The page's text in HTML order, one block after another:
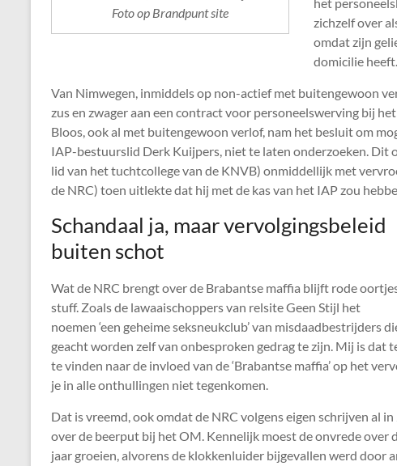
Foto op Brandpunt site
zichzelf over
omdat zijn
domicilie
Van Nimwegen, inmiddels op non-actief met buitengewoon
zus en zwager aan een contract voor personeelswerving bij
Bloos, ook al met buitengewoon verlof, nam het besluit om
IAP-bestuurslid Derk Kuijpers, niet te laten onderzoeken. Dit
lid van het tuchtcollege van de KNVB) onmiddellijk met
de NRC) toen uitlekte dat hij met de kas van het IAP zou
Schandaal ja, maar vervolgingsbeleid
buiten schot
Wat de NRC brengt over de Brabantse maffia blijft rode
stuff. Zoals de lawaaischoppers van relsite Geen Stijl het
noemen ‘een geheime seksneukclub’ van misdaadbestrijders
geacht worden zelf van onbesproken gedrag te zijn. Mij is dat
te vinden naar de invloed van de ‘Brabantse maffia’ op het
je in alle onthullingen niet tegenkomen.
Dat is vreemd, ook omdat de NRC volgens eigen schrijven al
over de beerput bij het OM. Kennelijk moest de onvrede over
jaar groeien, alvorens de klokkenluider bijgevallen werd door